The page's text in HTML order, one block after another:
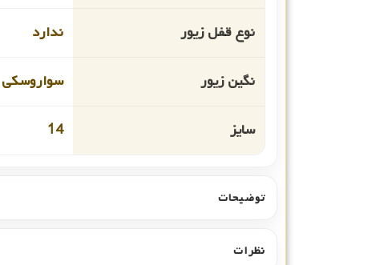
نوع قفل زیور ندارد
نگین زیور سواروسکی
سایز 14
توضیحات
نظرات